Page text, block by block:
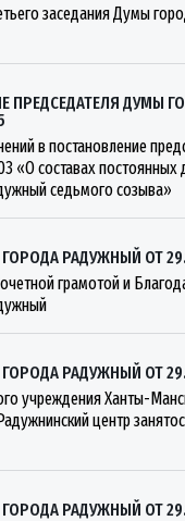
заседания Думы
ПРЕДСЕДАТЕЛЯ ДУМЫ
в постановление
«О составах постоянных
седьмого созыва»
РАДУЖНЫЙ ОТ
грамотой и
РАДУЖНЫЙ ОТ
учреждения Ханты-
центр
РАДУЖНЫЙ ОТ